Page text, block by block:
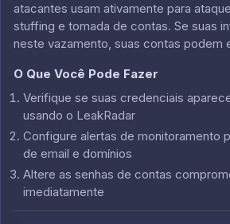
atacantes usam ativamente para
stuffing e tomada de contas. Se suas
neste vazamento, suas contas podem
O Que Você Pode Fazer
Verifique se suas credenciais
usando o LeakRadar
Configure alertas de monitoramento
de email e domínios
Altere as senhas de contas
imediatamente